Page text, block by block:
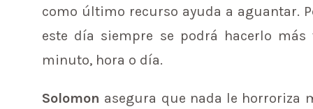
como último recurso ayuda a aguantar.
este día siempre se podrá hacerlo
minuto, hora o día.
Solomon asegura que nada le horroriza